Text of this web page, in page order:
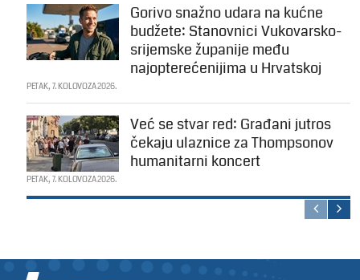
Gorivo snažno udara na kućne
budžete: Stanovnici Vukovarsko-
srijemske županije među
najopterećenijima u Hrvatskoj
PETAK, 7. KOLOVOZA 2026.
Već se stvar red: Građani jutros
čekaju ulaznice za Thompsonov
humanitarni koncert
PETAK, 7. KOLOVOZA 2026.